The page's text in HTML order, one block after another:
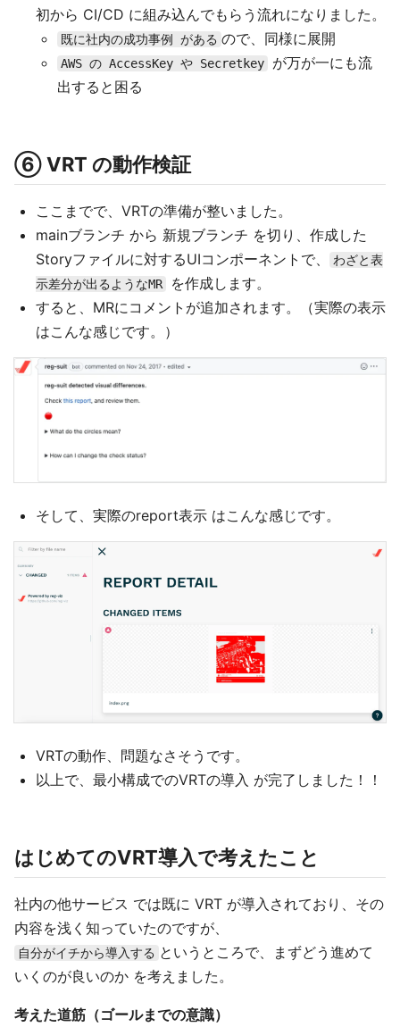
初から CI/CD に組み込んでもらう流れになりました。
既に社内の成功事例 がある ので、同様に展開
AWS の AccessKey や Secretkey
が万が一にも流
出すると困る
⑥ VRT の動作検証
ここまでで、VRTの準備が整いました。
mainブランチ から 新規ブランチ を切り、作成した
Storyファイルに対するUIコンポーネントで、
わざと表
示差分が出るようなMR
を作成します。
すると、MRにコメントが追加されます。（実際の表示
はこんな感じです。）
そして、実際のreport表示 はこんな感じです。
VRTの動作、問題なさそうです。
以上で、最小構成でのVRTの導入 が完了しました！！
はじめてのVRT導入で考えたこと
社内の他サービス では既に VRT が導入されており、その
内容を浅く知っていたのですが、
自分がイチから導入する というところで、まずどう進めて
いくのが良いのか を考えました。
考えた道筋（ゴールまでの意識）